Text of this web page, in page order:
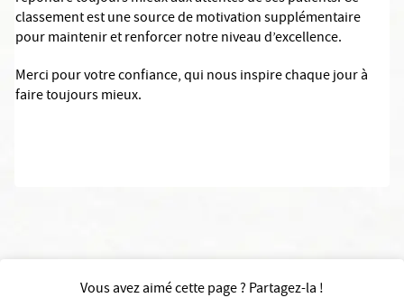
classement est une source de motivation supplémentaire
pour maintenir et renforcer notre niveau d’excellence.
Merci pour votre confiance, qui nous inspire chaque jour à
faire toujours mieux.
Vous avez aimé cette page ? Partagez-la !